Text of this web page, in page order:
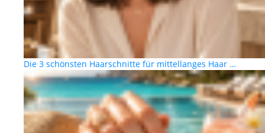
Die 3 schönsten Haarschnitte für mittellanges Haar …